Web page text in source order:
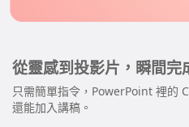
從靈感到投影片，瞬間完
只需簡單指令，PowerPoint 裡的
還能加入講稿。